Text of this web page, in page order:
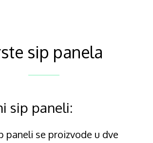
sip panela
sip paneli:
paneli se proizvode u dve